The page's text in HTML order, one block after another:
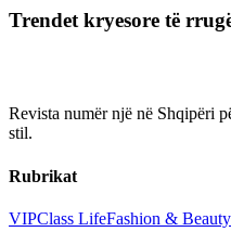
Trendet kryesore të
Revista numër një në Shqipëri
stil.
Rubrikat
VIPClass LifeFashion & Beauty